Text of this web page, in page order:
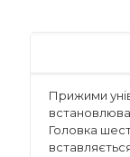
Прижими
Головка